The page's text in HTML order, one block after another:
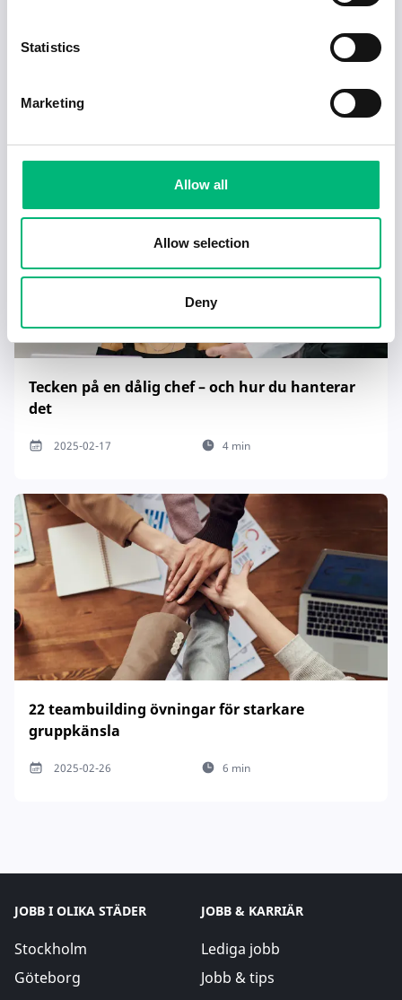
Statistics
Marketing
Allow all
Allow selection
Deny
Tecken på en dålig chef – och hur du hanterar
det
2025-02-17 4 min
22 teambuilding övningar för starkare
gruppkänsla
2025-02-26 6 min
JOBB I OLIKA STÄDER
Stockholm
Göteborg
JOBB & KARRIÄR
Lediga jobb
Jobb & tips